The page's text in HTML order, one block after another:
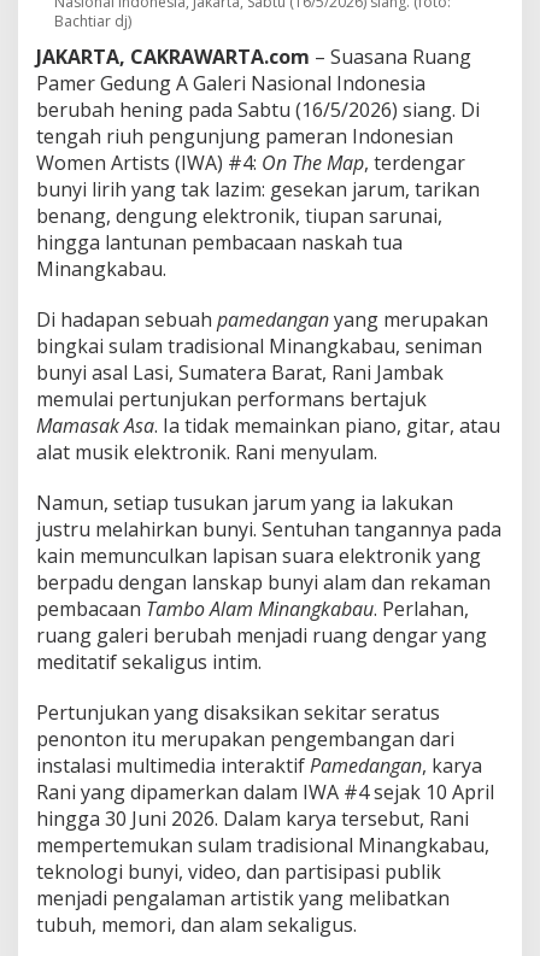
u
a
p
J
a
r
u
m
d
a
n
n
y
i
M
e
n
j
i
A
r
s
p
I
n
a
a
n
M
i
n
a
n
g
k
Bachtiar dj)
JAKARTA, CAKRAWARTA.com – Suasana Ruang
Pamer Gedung A Galeri Nasional Indonesia
berubah hening pada Sabtu (16/5/2026) siang. Di
tengah riuh pengunjung pameran Indonesian
Women Artists (IWA) #4: On The Map, terdengar
bunyi lirih yang tak lazim: gesekan jarum, tarikan
benang, dengung elektronik, tiupan sarunai,
hingga lantunan pembacaan naskah tua
Minangkabau.
Di hadapan sebuah pamedanganyang merupakan
bingkai sulam tradisional Minangkabau, seniman
bunyi asal Lasi, Sumatera Barat, Rani Jambak
memulai pertunjukan performans bertajuk
Mamasak Asa. Ia tidak memainkan piano, gitar, atau
alat musik elektronik. Rani menyulam.
Namun, setiap tusukan jarum yang ia lakukan
justru melahirkan bunyi. Sentuhan tangannya pada
kain memunculkan lapisan suara elektronik yang
berpadu dengan lanskap bunyi alam dan rekaman
pembacaan Tambo Alam Minangkabau. Perlahan,
ruang galeri berubah menjadi ruang dengar yang
meditatif sekaligus intim.
Pertunjukan yang disaksikan sekitar seratus
penonton itu merupakan pengembangan dari
instalasi multimedia interaktifPamedangan, karya
Rani yang dipamerkan dalam IWA #4 sejak 10 April
hingga 30 Juni 2026. Dalam karya tersebut, Rani
mempertemukan sulam tradisional Minangkabau,
teknologi bunyi, video, dan partisipasi publik
menjadi pengalaman artistik yang melibatkan
tubuh, memori, dan alam sekaligus.